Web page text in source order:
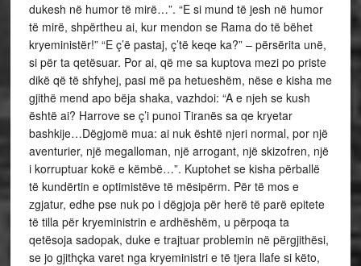
dukesh në humor të mirë…”. “E si mund të jesh në humor
të mirë, shpërtheu ai, kur mendon se Rama do të bëhet
kryeministër!” “E ç’ë pastaj, ç’të keqe ka?” – përsërita unë,
si për ta qetësuar. Por ai, që me sa kuptova mezi po priste
dikë që të shfyhej, pasi më pa hetueshëm, nëse e kisha me
gjithë mend apo bëja shaka, vazhdoi: “A e njeh se kush
është ai? Harrove se ç’i punoi Tiranës sa qe kryetar
bashkije…Dëgjomë mua: ai nuk është njeri normal, por një
aventurier, një megalloman, një arrogant, një skizofren, një
i korruptuar kokë e këmbë…”. Kuptohet se kisha përballë
të kundërtin e optimistëve të mësipërm. Për të mos e
zgjatur, edhe pse nuk po i dëgjoja për herë të parë epitete
të tilla për kryeministrin e ardhëshëm, u përpoqa ta
qetësoja sadopak, duke e trajtuar problemin në përgjithësi,
se jo gjithçka varet nga kryeministri e të tjera llafe si këto,